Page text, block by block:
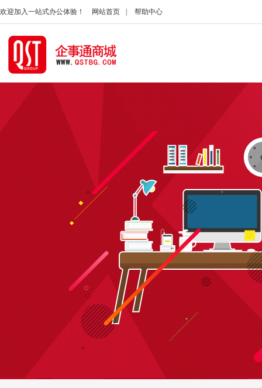
欢迎加入一站式办公体验！ 网站首页 帮助中心